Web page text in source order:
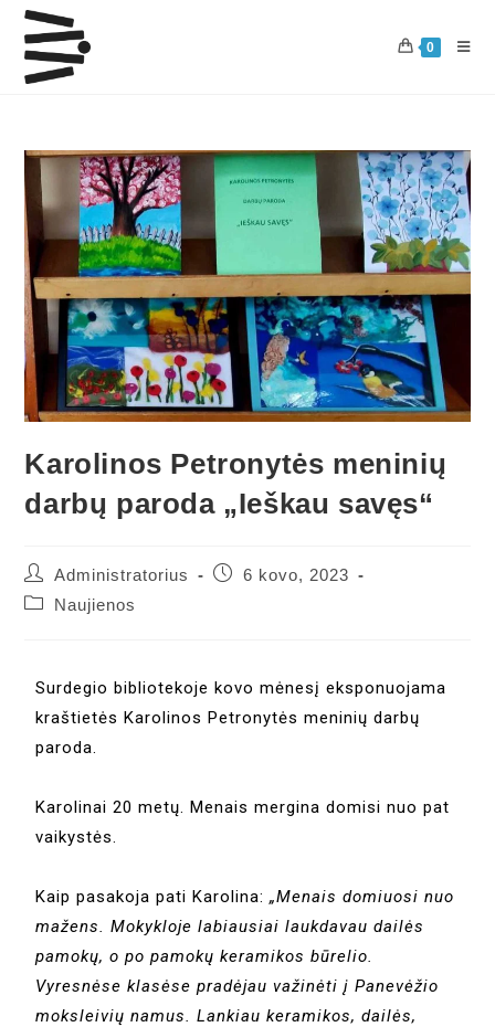
0
Karolinos Petronytės meninių
darbų paroda „Ieškau savęs“
Administratorius
6 kovo, 2023
Naujienos
Surdegio bibliotekoje kovo mėnesį eksponuojama
kraštietės Karolinos Petronytės meninių darbų
paroda.
Karolinai 20 metų. Menais mergina domisi nuo pat
vaikystės.
Kaip pasakoja pati Karolina:„Menais domiuosi nuo
mažens. Mokykloje labiausiai laukdavau dailės
pamokų, o po pamokų keramikos būrelio.
Vyresnėse klasėse pradėjau važinėti į Panevėžio
moksleivių namus. Lankiau keramikos, dailės,